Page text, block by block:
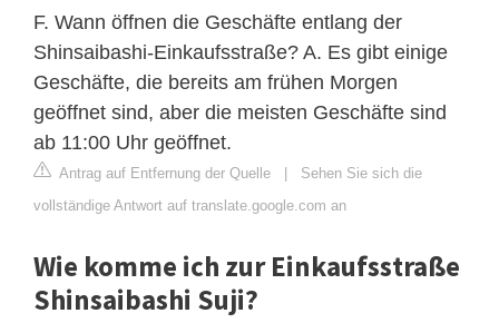
F. Wann öffnen die Geschäfte entlang der
Shinsaibashi-Einkaufsstraße? A. Es gibt einige
Geschäfte, die bereits am frühen Morgen
geöffnet sind, aber die meisten Geschäfte sind
ab 11:00 Uhr geöffnet.
Antrag auf Entfernung der Quelle | Sehen Sie sich die
vollständige Antwort auf translate.google.com an
Wie komme ich zur Einkaufsstraße
Shinsaibashi Suji?